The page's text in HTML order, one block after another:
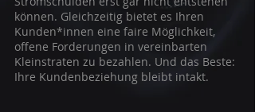
können. Gleichzeitig bietet es Ihren
Kunden*innen eine faire Möglichkeit,
offene Forderungen in vereinbarten
Kleinstraten zu bezahlen. Und das Beste:
Ihre Kundenbeziehung bleibt intakt.